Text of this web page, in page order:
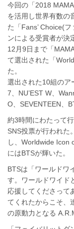
今回の「2018
を活用し世界有数の
た「Fans’ Choice(
ンによる受賞者が決
12月9日まで「
て選出された「
た。
選出された10組のア
7、NU’EST W、
O、SEVENTEEN、
約3時間にわたって
SNS投票が行われた
し、Worldwide Icon
にはBTSが輝いた。
BTSは「ワールドワ
す。ワールドワイド
応援してくださって
てくれたからこそ、
の原動力となる